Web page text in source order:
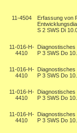
11-4504
Erfassung von
S 2 SWS Di
11-016-H-
4410
P 3 SWS Do
11-016-H-
4410
P 3 SWS Do
11-016-H-
4410
P 3 SWS Do
11-016-H-
4410
P 3 SWS Do